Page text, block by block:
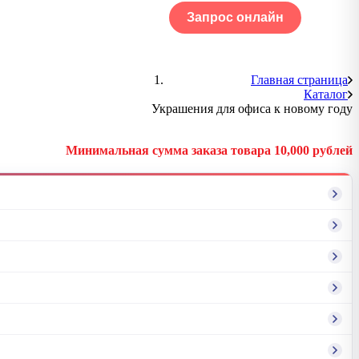
Запрос онлайн
Главная страница
Каталог
Украшения для офиса к новому году
Минимальная сумма заказа товара 10,000 рублей